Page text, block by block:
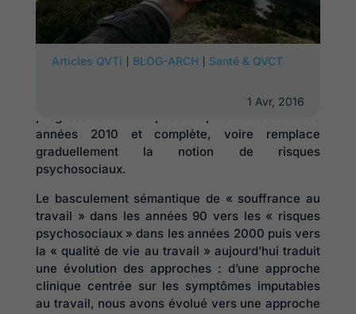
Articles QVTi | BLOG-ARCH | Santé & QVCT
1 Avr, 2016
travail : un changement de paradigme ?
Le concept de « qualité de vie au travail » s’est
années 2010 et complète, voire remplace
graduellement la notion de risques
psychosociaux.
Le basculement sémantique de « souffrance au
travail » dans les années 90 vers les « risques
psychosociaux » dans les années 2000 puis vers
la « qualité de vie au travail » aujourd’hui traduit
une évolution des approches : d’une approche
clinique centrée sur les symptômes imputables
au travail, nous avons évolué vers une approche